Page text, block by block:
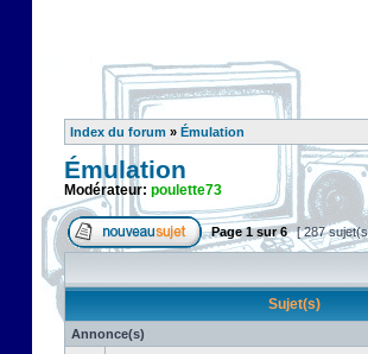
Index du forum » Émulation
Émulation
Modérateur: poulette73
Page1sur6 [ 287
Sujet(s)
Annonce(s)